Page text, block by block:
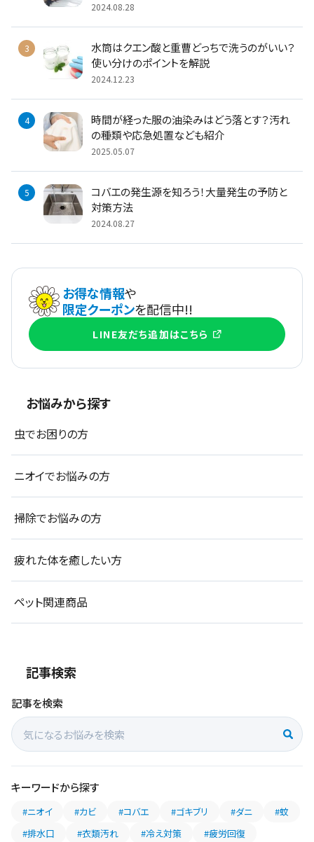
2024.08.28
水筒はクエン酸と重曹どっちで洗うのがいい？
使い分けのポイントを解説
2024.12.23
時間が経った服の油染みはどう落とす？汚れ
の種類や応急処置なども紹介
2025.05.07
コバエの発生源を知ろう！大量発生の予防と
対策方法
2024.08.27
お得な情報や
限定クーポンを配信中!!
LINE友だち追加はこちら
お悩みから探す
虫でお困りの方
ニオイでお悩みの方
掃除でお悩みの方
疲れた体を癒したい方
ペット関連商品
記事検索
記事を検索
キーワードから探す
#ニオイ #カビ #コバエ #ゴキブリ #ダニ
#蚊
#排水口
#衣類汚れ #冷え対策
#疲労回復